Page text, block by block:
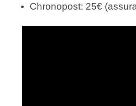
Chronopost: 25€